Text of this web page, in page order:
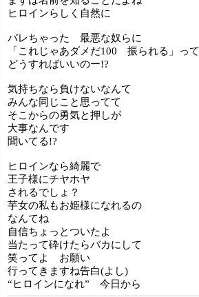
ヒロインらしく自然に
バレちゃった 最悪な奴らに
「これじゃあダメだ100 振られる」って
どうすればいいのー!?
気持ちなら負けないなんて
みんな同じこと思ってて
そこからの勇気と押しが
大事なんです
聞いてる!?
ヒロインなら綺麗で
王子様にチヤホヤ
されるでしょ？
芋女の私もお姫様になれるの
なんてね
自信ちょっとついたよ
当たって砕けたらバカにして
笑ってよ お願い
行ってきますね告白(よし)
“ヒロインになれ” 今日から